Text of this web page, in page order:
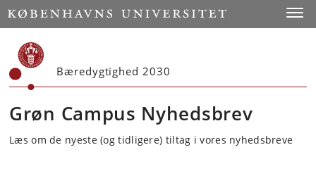
Start
Bæredygtighed 2030
Grøn Campus Nyhedsbrev
Læs om de nyeste (og tidligere) tiltag i vores nyhedsbreve